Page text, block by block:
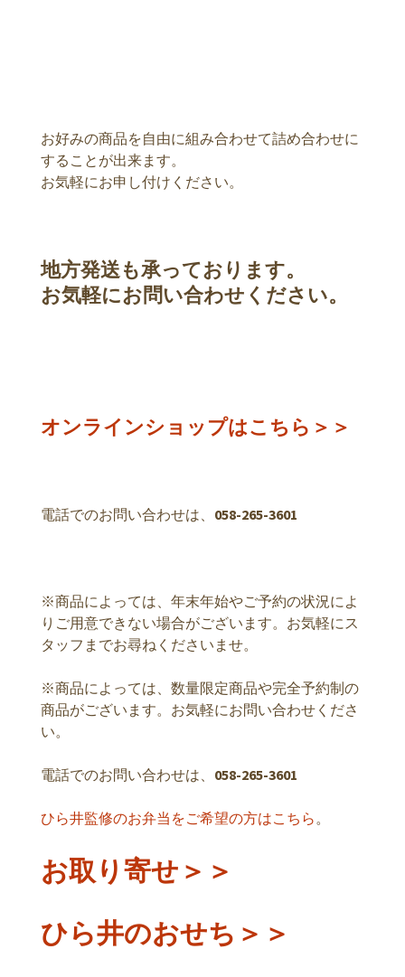
お好みの商品を自由に組み合わせて詰め合わせに
することが出来ます。
お気軽にお申し付けください。
地方発送も承っております。
お気軽にお問い合わせください。
オンラインショップはこちら＞＞
電話でのお問い合わせは、 058-265-3601
※商品によっては、年末年始やご予約の状況によ
りご用意できない場合がございます。お気軽にス
タッフまでお尋ねくださいませ。
※商品によっては、数量限定商品や完全予約制の
商品がございます。お気軽にお問い合わせくださ
い。
電話でのお問い合わせは、 058-265-3601
ひら井監修のお弁当をご希望の方はこちら。
お取り寄せ＞＞
ひら井のおせち＞＞